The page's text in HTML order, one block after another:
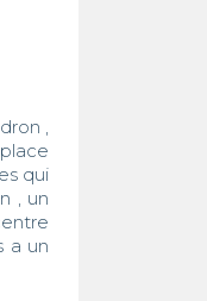
,
qui
, un
a un